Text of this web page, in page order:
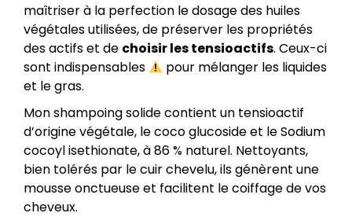
maîtriser à la perfection le dosage des huiles
végétales utilisées, de préserver les propriétés
des actifs et de choisir les tensioactifs. Ceux-ci
sont indispensables
pour mélanger les liquides
et le gras.
Mon shampoing solide contient un tensioactif
d’origine végétale, le coco glucoside et le Sodium
cocoyl isethionate, à 86 % naturel. Nettoyants,
bien tolérés par le cuir chevelu, ils génèrent une
mousse onctueuse et facilitent le coiffage de vos
cheveux.